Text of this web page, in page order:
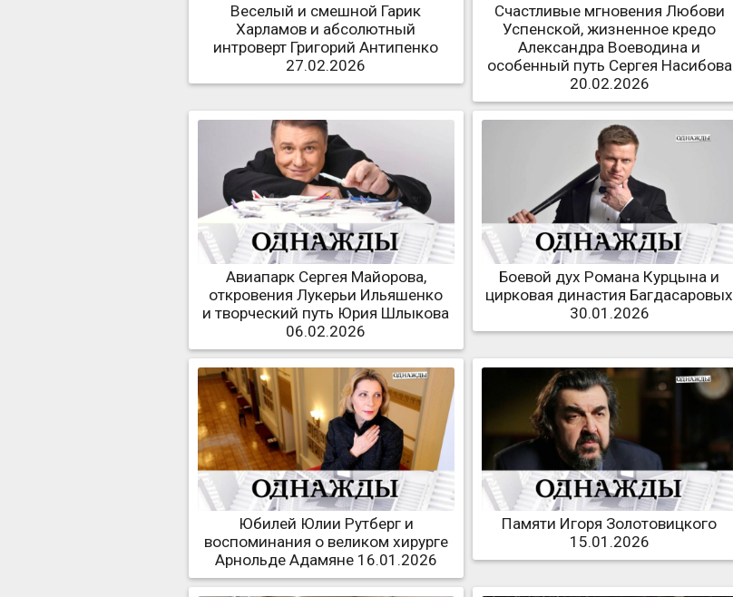
Веселый и смешной Гарик
Харламов и абсолютный
интроверт Григорий Антипенко
27.02.2026
Счастливые мгновения Любови
Успенской, жизненное кредо
Александра Воеводина и
особенный путь Сергея Насибова
20.02.2026
Авиапарк Сергея Майорова,
откровения Лукерьи Ильяшенко
и творческий путь Юрия Шлыкова
06.02.2026
Боевой дух Романа Курцына и
цирковая династия Багдасаровых
30.01.2026
Юбилей Юлии Рутберг и
воспоминания о великом хирурге
Арнольде Адамяне 16.01.2026
Памяти Игоря Золотовицкого
15.01.2026